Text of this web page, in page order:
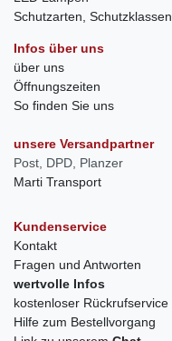
Schutzarten, Schutzklassen
Infos über uns
über uns
Öffnungszeiten
So finden Sie uns
unsere Versandpartner
Post, DPD, Planzer
Marti Transport
Kundenservice
Kontakt
Fragen und Antworten
wertvolle Infos
kostenloser Rückrufservice
Hilfe zum Bestellvorgang